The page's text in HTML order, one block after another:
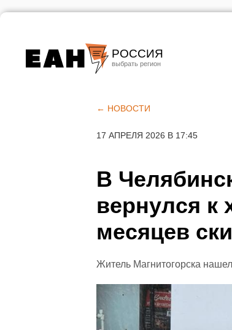
РОССИЯ
Челябинск
← НОВОСТИ
17 АПРЕЛЯ 2026 В 17:45
В
вернулся к
месяцев
Житель Магнитогорска